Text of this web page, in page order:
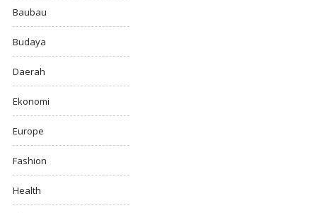
Baubau
Budaya
Daerah
Ekonomi
Europe
Fashion
Health